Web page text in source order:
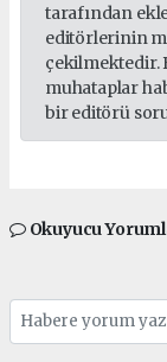
tarafından
editörlerinin
çekilmektedir.
muhataplar
bir editörü
Okuyucu